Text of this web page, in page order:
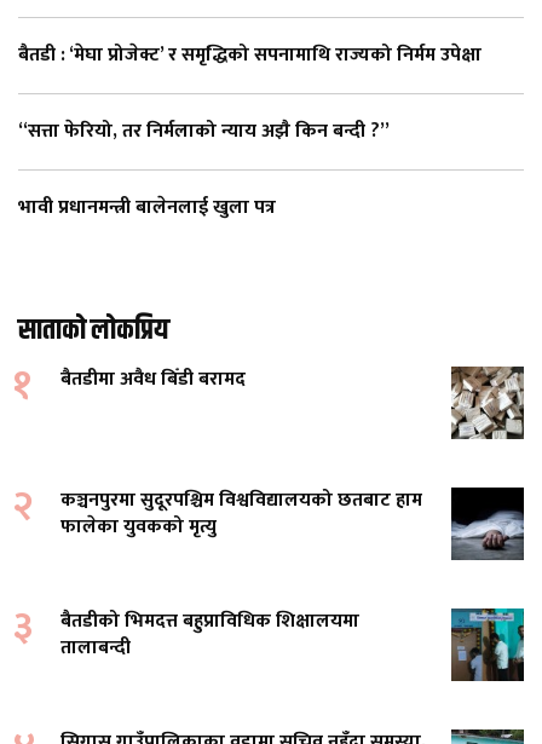
बैतडी : ‘मेघा प्रोजेक्ट’ र समृद्धिको सपनामाथि राज्यको निर्मम उपेक्षा
“सत्ता फेरियो, तर निर्मलाको न्याय अझै किन बन्दी ?”
भावी प्रधानमन्त्री बालेनलाई खुला पत्र
साताको लोकप्रिय
१ बैतडीमा अवैध बिँडी बरामद
२
कञ्चनपुरमा सुदूरपश्चिम विश्वविद्यालयको छतबाट हाम
फालेका युवकको मृत्यु
३
बैतडीको भिमदत्त बहुप्राविधिक शिक्षालयमा
तालाबन्दी